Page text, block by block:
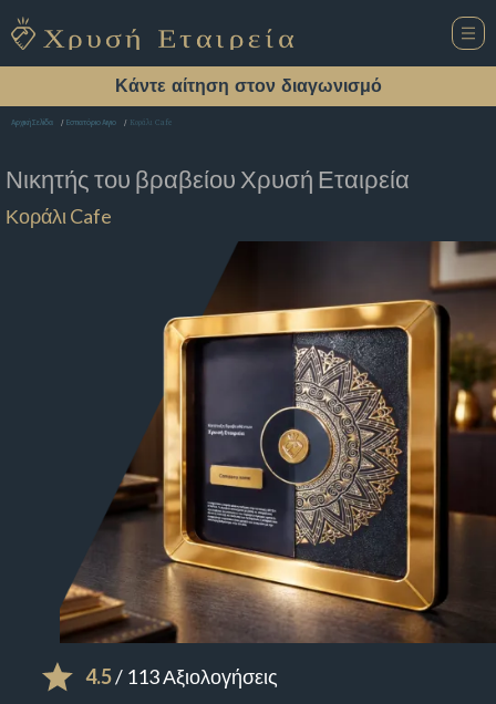
Κάντε αίτηση στον διαγωνισμό
Αρχική Σελίδα Εστιατόριο Αιγιο Κοράλι Cafe
Νικητής του βραβείου Χρυσή Εταιρεία
Κοράλι Cafe
4.5/ 113 Αξιολογήσεις